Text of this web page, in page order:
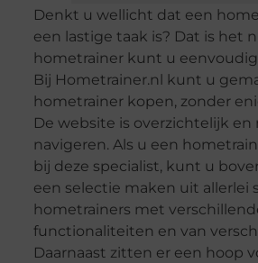
Denkt u wellicht dat een
een lastige taak is? Dat is het
hometrainer kunt u eenvoudig
Bij Hometrainer.nl kunt u
hometrainer kopen, zonder
De website is overzichtelijk
navigeren. Als u een
bij deze specialist, kunt u
een selectie maken uit allerlei
hometrainers met
functionaliteiten en van
Daarnaast zitten er een hoop